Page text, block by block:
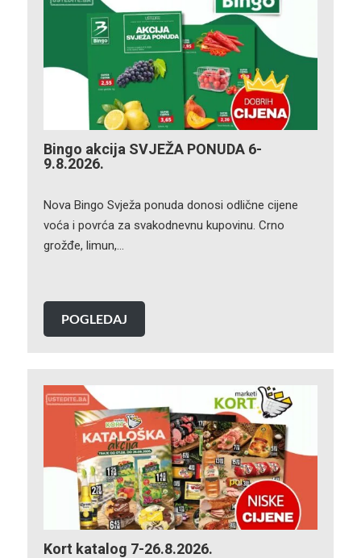
Bingo akcija SVJEŽA PONUDA 6-
9.8.2026.
Nova Bingo Svježa ponuda donosi odlične cijene
voća i povrća za svakodnevnu kupovinu. Crno
grožđe, limun,…
POGLEDAJ
Kort katalog 7-26.8.2026.